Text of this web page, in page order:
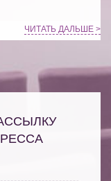
ЧИТАТЬ ДАЛЬШЕ >